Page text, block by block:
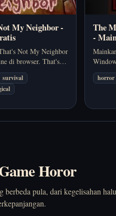
My Neighbor -
Not My Neighbor
di browser. That's
memadukan
kecurigaan,
membaca petunjuk
masuk. Cocok kalau
survival
The
-
The
adalah
yang
horror
Horor
pula, dari kegelisahan